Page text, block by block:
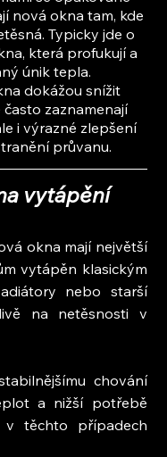
nová okna tam, kde
Typicky jde o
která profukují a
únik tepla.
dokážou snížit
zaznamenají
i výrazné zlepšení
průvanu.
vytápění
okna mají největší
vytápěn klasickým
nebo starší
na netěsnosti v
chování
a nižší potřebě
v těchto případech